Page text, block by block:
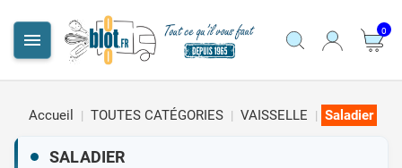
 0
Accueil TOUTES CATÉGORIES VAISSELLE Saladier
SALADIER